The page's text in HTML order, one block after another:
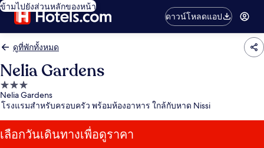
ข้ามไปยังส่วนหลักของหน้า
ดาวน์โหลดแอป
ดูที่พักทั้งหมด
Nelia Gardens
ที่พัก
3.0
Nelia Gardens
โรงแรมสำหรับครอบครัว พร้อมห้องอาหาร ใกล้กับหาด Nissi
เลือกวันเดินทางเพื่อดูราคา